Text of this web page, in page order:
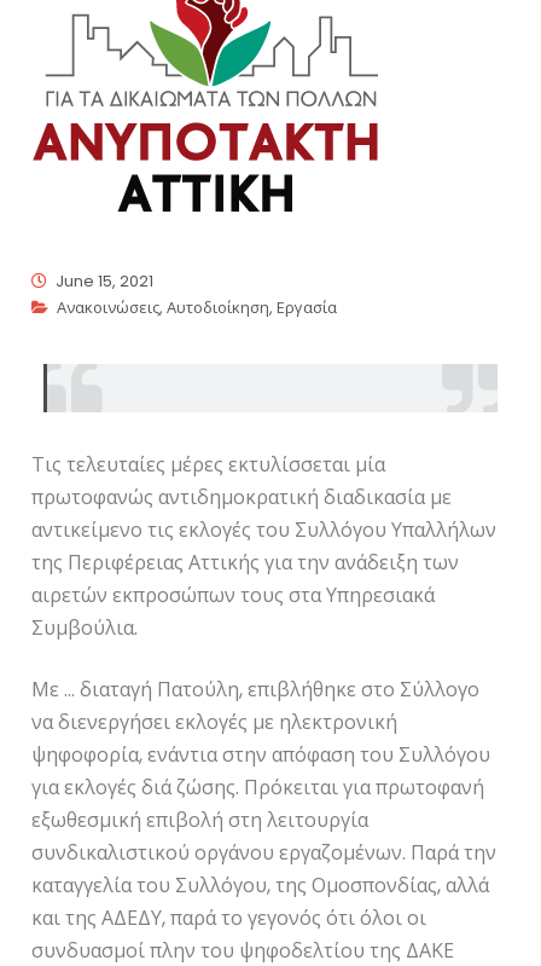
June 15, 2021
Ανακοινώσεις,Αυτοδιοίκηση,Εργασία
Τις τελευταίες μέρες εκτυλίσσεται μία
πρωτοφανώς αντιδημοκρατική διαδικασία με
αντικείμενο τις εκλογές του Συλλόγου Υπαλλήλων
της Περιφέρειας Αττικής για την ανάδειξη των
αιρετών εκπροσώπων τους στα Υπηρεσιακά
Συμβούλια.
Με … διαταγή Πατούλη, επιβλήθηκε στο Σύλλογο
να διενεργήσει εκλογές με ηλεκτρονική
ψηφοφορία, ενάντια στην απόφαση του Συλλόγου
για εκλογές διά ζώσης. Πρόκειται για πρωτοφανή
εξωθεσμική επιβολή στη λειτουργία
συνδικαλιστικού οργάνου εργαζομένων. Παρά την
καταγγελία του Συλλόγου, της Ομοσπονδίας, αλλά
και της ΑΔΕΔΥ, παρά το γεγονός ότι όλοι οι
συνδυασμοί πλην του ψηφοδελτίου της ΔΑΚΕ